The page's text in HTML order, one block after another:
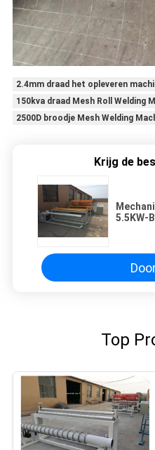
2.4mm draad het opleveren
150kva draad Mesh Roll Welding
2500D broodje Mesh Welding
Krijg de
5.5KW-
Top